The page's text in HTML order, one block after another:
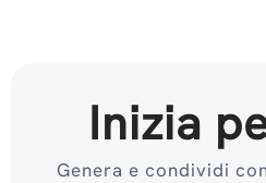
Inizia
Genera e condividi